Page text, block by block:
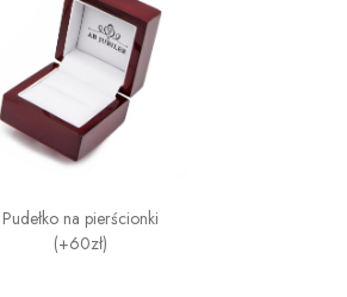
Pudełko na pierścionki
(+60zł)